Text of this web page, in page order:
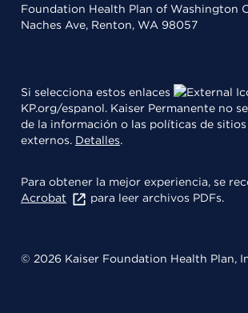
Foundation Health Plan of Washington
Naches Ave, Renton, WA 98057
Si selecciona estos enlaces
KP.org/espanol. Kaiser Permanente no
de la información o las políticas de
externos. Detalles.
Para obtener la mejor experiencia, se
Acrobat
para leer archivos PDFs.
© 2026 Kaiser Foundation Health Plan,